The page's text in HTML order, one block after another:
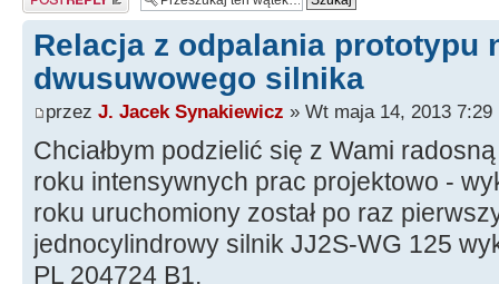
Relacja z odpalania prototypu
dwusuwowego silnika
przez J. Jacek Synakiewicz » Wt maja 14, 2013 7:29
Chciałbym podzielić się z Wami
roku intensywnych prac projektowo -
roku uruchomiony został po raz
jednocylindrowy silnik JJ2S-WG 125
PL 204724 B1.